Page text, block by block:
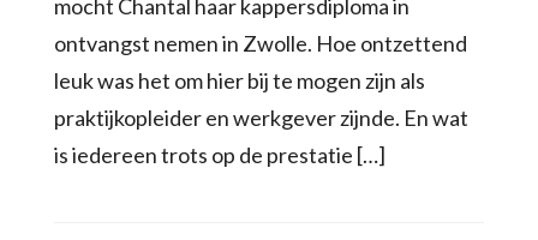
mocht Chantal haar kappersdiploma in
ontvangst nemen in Zwolle. Hoe ontzettend
leuk was het om hier bij te mogen zijn als
praktijkopleider en werkgever zijnde. En wat
is iedereen trots op de prestatie […]